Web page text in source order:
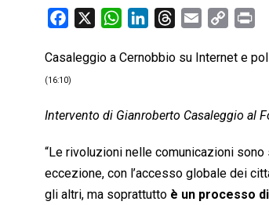
c
e
o
k
W
a
A
p
n
d
n
r
d
a
p
i
k
i
Casaleggio a Cernobbio su Internet e
(16:10)
Intervento di Gianroberto Casaleggio al
“Le rivoluzioni nelle comunicazioni
eccezione, con l’accesso globale dei
gli altri, ma soprattutto è un processo